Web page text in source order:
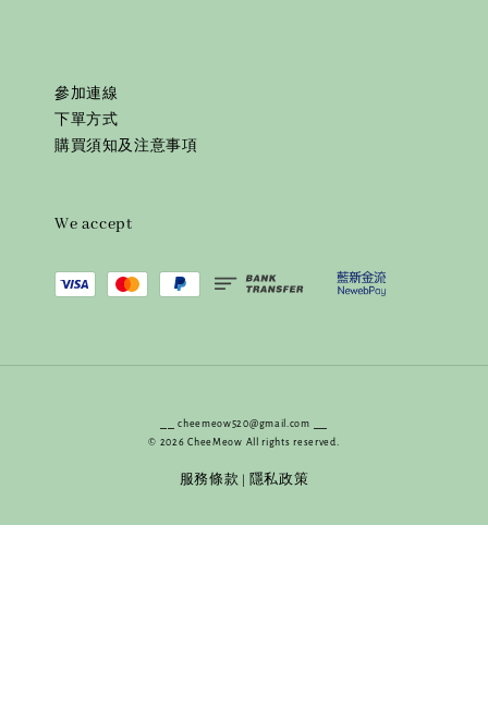
參加連線
下單方式
購買須知及注意事項
We accept
⎯⎯ cheemeow520@gmail.com ⎯⎯
© 2026 CheeMeow All rights reserved.
服務條款 隱私政策